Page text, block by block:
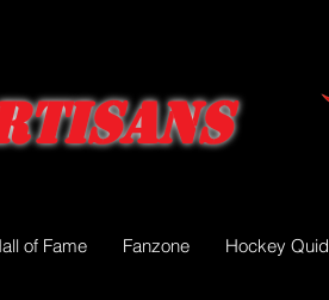
of Fame Fanzone Hockey Quid